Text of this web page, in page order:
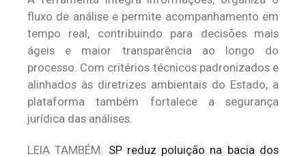
fluxo de análise e permite acompanhamento em
tempo real, contribuindo para decisões mais
ágeis e maior transparência ao longo do
processo. Com critérios técnicos padronizados e
alinhados às diretrizes ambientais do Estado, a
plataforma também fortalece a segurança
jurídica das análises.
LEIA TAMBÉM: SP reduz poluição na bacia dos